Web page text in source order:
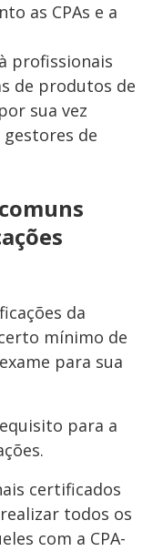
as CPAs e a
profissionais
de produtos de
sua vez
de
da
mínimo de
para sua
para a
certificados
todos os
com a CPA-